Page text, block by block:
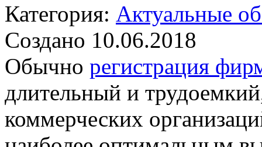
Категория: Актуальные
Создано 10.06.2018
Обычно регистрация
длительный и
коммерческих